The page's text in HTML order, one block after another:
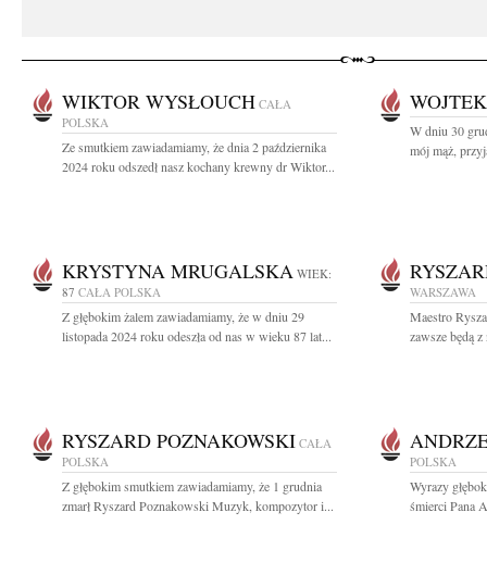
WIKTOR WYSŁOUCH CAŁA
POLSKA
Ze smutkiem zawiadamiamy, że dnia 2 października
2024 roku odszedł nasz kochany krewny dr Wiktor...
W dniu 30
mój mąż,
KRYSTYNA MRUGALSKA WIEK:
87 CAŁA POLSKA
Z głębokim żalem zawiadamiamy, że w dniu 29
listopada 2024 roku odeszła od nas w wieku 87 lat...
WARSZAWA
Maestro
zawsze będą
RYSZARD POZNAKOWSKI CAŁA
POLSKA
Z głębokim smutkiem zawiadamiamy, że 1 grudnia
zmarł Ryszard Poznakowski Muzyk, kompozytor i...
POLSKA
Wyrazy
śmierci Pana